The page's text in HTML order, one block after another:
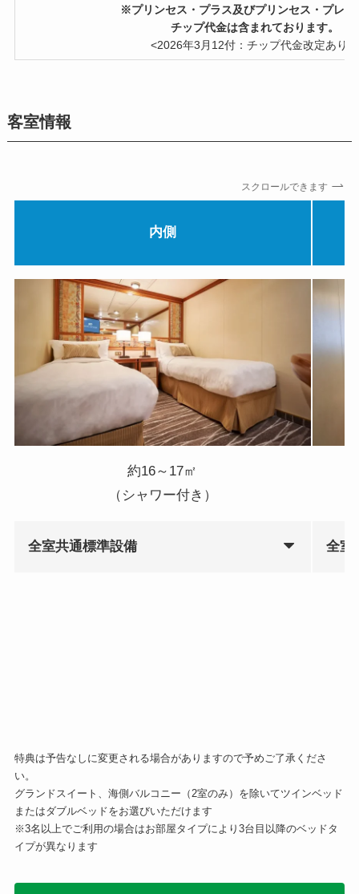
※プリンセス・プラス及びプリンセス・プレミ
チップ代金は含まれております。
<2026年3月12付：チップ代金改定あり＞
客室情報
スクロールできます
内側
約16～17㎡
（シャワー付き）
全室共通標準設備 全室
特典は予告なしに変更される場合がありますので予めご了承くださ
い。
グランドスイート、海側バルコニー（2室のみ）を除いてツインベッド
またはダブルベッドをお選びいただけます
※3名以上でご利用の場合はお部屋タイプにより3台目以降のベッドタ
イプが異なります